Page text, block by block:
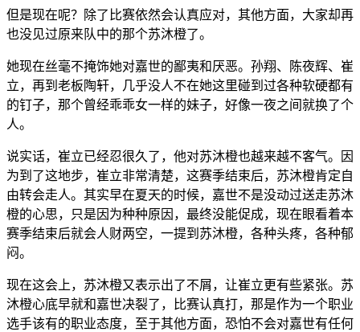
但是现在呢？除了比赛依然会认真应对，其他方面，大家却再
也没见过原来队中的那个苏沐橙了。
她现在丝毫不掩饰她对嘉世的鄙夷和厌恶。孙翔、陈夜辉、崔
立，再到老板陶轩，几乎没人不在她这里碰到过各种软硬都有
的钉子，那个曾经乖乖女一样的妹子，好像一夜之间就换了个
人。
说实话，崔立已经忍很久了，他对苏沐橙也越来越不客气。因
为到了这地步，崔立非常清楚，这赛季结束后，苏沐橙肯定自
由转会走人。其实早在夏天的时候，嘉世不是没动过送走苏沐
橙的心思，只是因为种种原因，最终没能促成，现在眼看着本
赛季结束后就会人财两空，一提到苏沐橙，各种头疼，各种郁
闷。
现在这会上，苏沐橙又表示出了不屑，让崔立更有些紧张。苏
沐橙心底早就和嘉世决裂了，比赛认真打，那是作为一个职业
选手该有的职业态度，至于其他方面，恐怕不会对嘉世有任何